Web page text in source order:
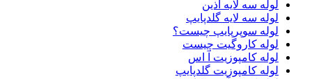
لوله سه لایه اذین
لوله سه لایه گلدپایپ
لوله سوپرپایپ چیست؟
لوله کاروگیت چیست
لوله کامپوزیت آ اس
لوله کامپوزیت گلدپایپ